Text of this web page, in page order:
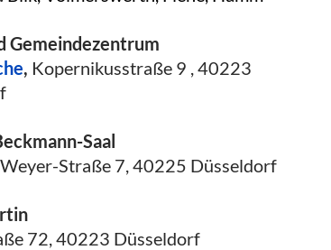
Gemeindezentrum
, Kopernikusstraße 9 , 40223
Saal
Straße 7, 40225 Düsseldorf
72, 40223 Düsseldorf